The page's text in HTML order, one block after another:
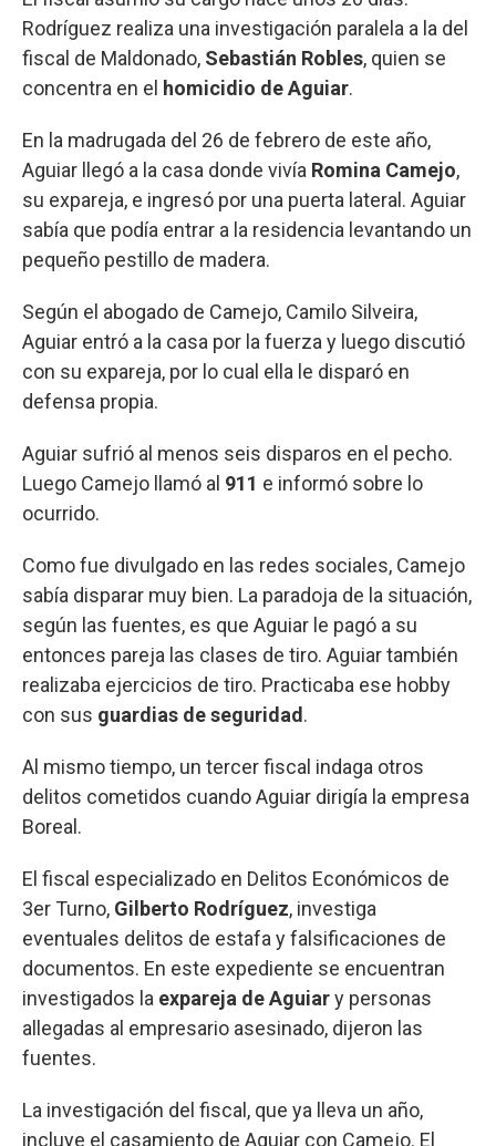
Rodríguez realiza una investigación paralela a la del
fiscal de Maldonado, Sebastián Robles, quien se
concentra en el homicidio de Aguiar.
En la madrugada del 26 de febrero de este año,
Aguiar llegó a la casa donde vivía Romina Camejo,
su expareja, e ingresó por una puerta lateral. Aguiar
sabía que podía entrar a la residencia levantando un
pequeño pestillo de madera.
Según el abogado de Camejo, Camilo Silveira,
Aguiar entró a la casa por la fuerza y luego discutió
con su expareja, por lo cual ella le disparó en
defensa propia.
Aguiar sufrió al menos seis disparos en el pecho.
Luego Camejo llamó al 911 e informó sobre lo
ocurrido.
Como fue divulgado en las redes sociales, Camejo
sabía disparar muy bien. La paradoja de la situación,
según las fuentes, es que Aguiar le pagó a su
entonces pareja las clases de tiro. Aguiar también
realizaba ejercicios de tiro. Practicaba ese hobby
con sus guardias de seguridad .
Al mismo tiempo, un tercer fiscal indaga otros
delitos cometidos cuando Aguiar dirigía la empresa
Boreal.
El fiscal especializado en Delitos Económicos de
3er Turno, Gilberto Rodríguez, investiga
eventuales delitos de estafa y falsificaciones de
documentos. En este expediente se encuentran
investigados la expareja de Aguiary personas
allegadas al empresario asesinado, dijeron las
fuentes.
La investigación del fiscal, que ya lleva un año,
incluye el casamiento de Aguiar con Camejo. El